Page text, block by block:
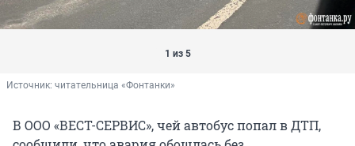
1 из 5
Источник: читательница «Фонтанки»
В ООО «ВЕСТ-СЕРВИС», чей автобус попал в ДТП,